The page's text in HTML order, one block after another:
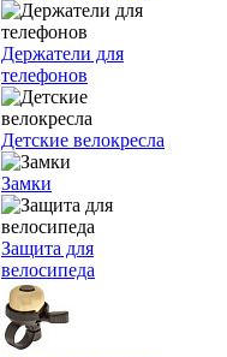
Держатели для
телефонов
Детские велокресла
Замки
Защита для
велосипеда